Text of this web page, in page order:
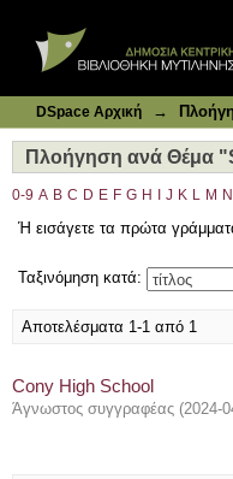
DSpace Αρχική →
Πλοήγηση ανά Θέμα
0-9 A B C D E F G H J K L M N
Ή εισάγετε τα πρώτα
Ταξινόμηση κατά:
Αποτελέσματα 1-1 από 1
Cony High School
Άγνωστος συγγραφέας (2024-